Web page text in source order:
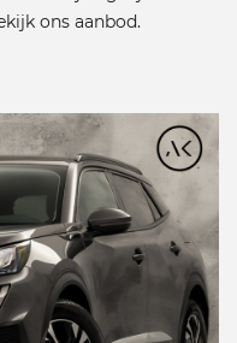
ons aanbod.